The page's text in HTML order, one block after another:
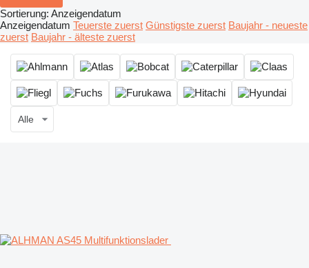
Sortierung: Anzeigendatum
Anzeigendatum Teuerste zuerst Günstigste zuerst Baujahr - neueste
zuerst Baujahr - älteste zuerst
Alle